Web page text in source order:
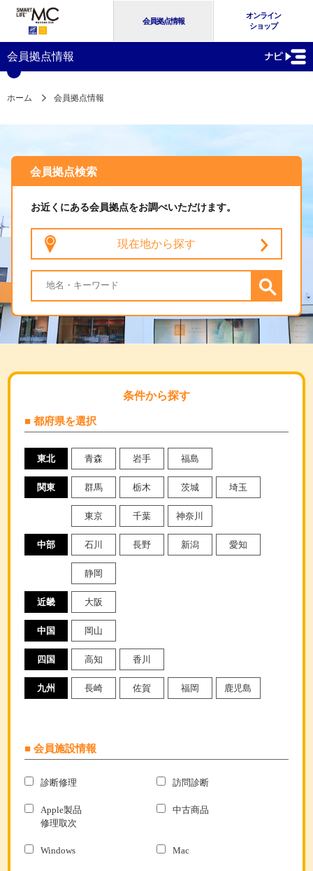
会員拠点情報
オンライン
ショップ
会員拠点情報
ホーム 会員拠点情報
会員拠点検索
お近くにある会員拠点をお調べいただけます。
現在地から探す
条件から探す
■ 都府県を選択
東北 青森 岩手 福島
関東 群馬 栃木 茨城 埼玉
東京 千葉 神奈川
中部 石川 長野 新潟 愛知
静岡
近畿 大阪
中国 岡山
四国 高知 香川
九州 長崎 佐賀 福岡 鹿児島
■ 会員施設情報
診断修理 訪問診断
Apple製品
修理取次
中古商品
Windows Mac